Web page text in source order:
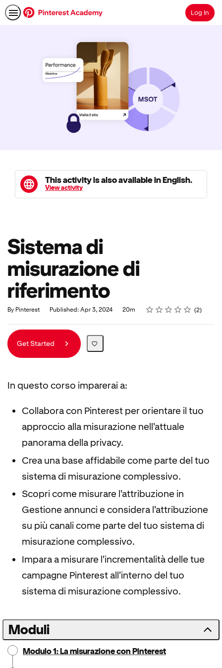
SearchLog In
This activity is also available in English.
View activity
Sistema di
misurazione di
riferimento
By Pinterest Published: Apr 3, 2024
Duration 20m Rating
1 star
2 stars
3 stars
4 stars
5 stars
Average rating: 5.0 2
2 reviews
Get Started
In questo corso imparerai a:
Collabora con Pinterest per orientare il tuo
approccio alla misurazione nell'attuale
panorama della privacy.
Crea una base affidabile come parte del tuo
sistema di misurazione complessivo.
Scopri come misurare l'attribuzione in
Gestione annunci e considera l'attribuzione
su più canali come parte del tuo sistema di
misurazione complessivo.
Impara a misurare l'incrementalità delle tue
campagne Pinterest all'interno del tuo
sistema di misurazione complessivo.
Moduli
Modulo 1: La misurazione con Pinterest